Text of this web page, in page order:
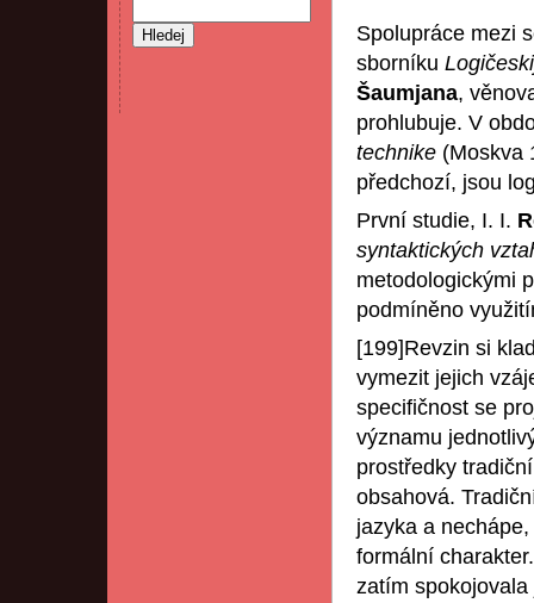
Spolupráce mezi
sborníku
Šaumjana,
prohlubuje. V
technike (Moskva
předchozí, jsou
První studie, I. I.
syntaktických
metodologickými
podmíněno
[199]Revzin si
vymezit jejich
specifičnost se
významu
prostředky
obsahová.
jazyka a
formální
zatím